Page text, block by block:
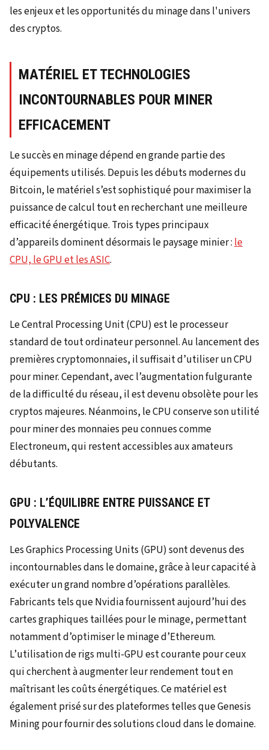
MATÉRIEL ET TECHNOLOGIES
INCONTOURNABLES POUR MINER
EFFICACEMENT
Le succès en minage dépend en grande partie des
équipements utilisés. Depuis les débuts modernes du
Bitcoin, le matériel s’est sophistiqué pour maximiser la
puissance de calcul tout en recherchant une meilleure
efficacité énergétique. Trois types principaux
d’appareils dominent désormais le paysage minier : le
CPU, le GPU et les ASIC.
CPU : LES PRÉMICES DU MINAGE
Le Central Processing Unit (CPU) est le processeur
standard de tout ordinateur personnel. Au lancement des
premières cryptomonnaies, il suffisait d’utiliser un CPU
pour miner. Cependant, avec l’augmentation fulgurante
de la difficulté du réseau, il est devenu obsolète pour les
cryptos majeures. Néanmoins, le CPU conserve son utilité
pour miner des monnaies peu connues comme
Electroneum, qui restent accessibles aux amateurs
débutants.
GPU : L’ÉQUILIBRE ENTRE PUISSANCE ET
POLYVALENCE
Les Graphics Processing Units (GPU) sont devenus des
incontournables dans le domaine, grâce à leur capacité à
exécuter un grand nombre d’opérations parallèles.
Fabricants tels que Nvidia fournissent aujourd’hui des
cartes graphiques taillées pour le minage, permettant
notamment d’optimiser le minage d’Ethereum.
L’utilisation de rigs multi-GPU est courante pour ceux
qui cherchent à augmenter leur rendement tout en
maîtrisant les coûts énergétiques. Ce matériel est
également prisé sur des plateformes telles que Genesis
Mining pour fournir des solutions cloud dans le domaine.